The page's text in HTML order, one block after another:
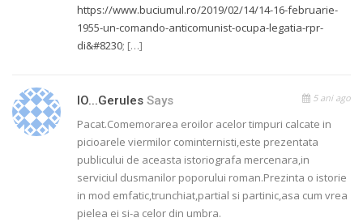
https://www.buciumul.ro/2019/02/14/14-16-februarie-
1955-un-comando-anticomunist-ocupa-legatia-rpr-
di&#8230; […]
IO...gerules Says 5 ani ago
Pacat.Comemorarea eroilor acelor timpuri calcate in
picioarele viermilor cominternisti,este prezentata
publicului de aceasta istoriografa mercenara,in
serviciul dusmanilor poporului roman.Prezinta o istorie
in mod emfatic,trunchiat,partial si partinic,asa cum vrea
pielea ei si-a celor din umbra.